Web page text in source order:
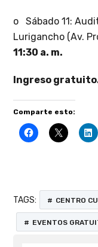
o Sábado 11:
Lurigancho (Av.
11:30 a. m.
Ingreso
Comparte esto:
TAGS: CENTRO
EVENTOS